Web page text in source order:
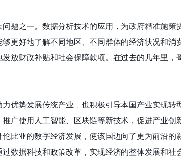
题之一。数据分析技术的应用，为政府精准施策
更好地了解不同地区、不同群体的经济状况和消
放财政补贴和社会保障款项。在过去的几年里，
优势发展传统产业，也积极引导本国产业实现转
广使用人工智能、区块链等新技术，促进产业创
比亚的数字经济发展，使该国迈向了更为前沿的
数据科技和政策改革，实现经济的整体发展和社